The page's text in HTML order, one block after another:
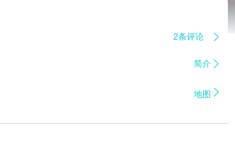
2条评论 
简介 
地图 